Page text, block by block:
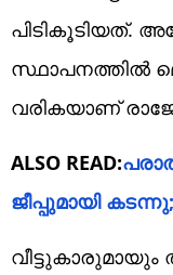
പിടികൂടിയത്.
സ്ഥാപനത്തിൽ
വരികയാണ്
ALSO READ:
ജീപ്പുമായി